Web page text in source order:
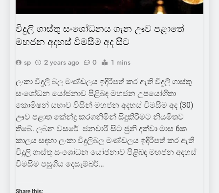
විදුලි ගාස්තු සංශෝධනය ගැන ඌව පළාතේ
මහජන අදහස් විමසීම අද සිට
sp 2 years ago 0 1 mins
ලංකා විදුලි බල මණ්ඩලය ඉදිරිපත් කර ඇති විදුලි ගාස්තු
සංශෝධන යෝජනාව පිළිබඳ මහජන උපයෝගිතා
කොමිෂන් සභාව විසින් මහජන අදහස් විමසීම අද (30)
ඌව පළාත කේන්ද්‍ර කරගනිමින් සිදුකිරීමට නියමිතව
තිබේ. ලබන වසරේ ජනවාරි සිට ජුනි දක්වා මාස 6ක
කාලය සඳහා ලංකා විදුලිබල මණ්ඩලය ඉදිරිපත් කර ඇති
විදුලි ගාස්තු සංශෝධන යෝජනාව පිළිබඳ මහජන අදහස්
විමසීම පසුගිය දෙසැම්බර්…
Share this: